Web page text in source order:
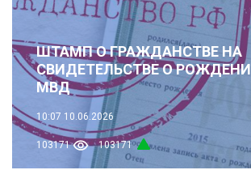
ШТАМП О ГРАЖДАНСТВЕ НА
СВИДЕТЕЛЬСТВЕ О
МВД
10:07 10.06.2026
103171 103171